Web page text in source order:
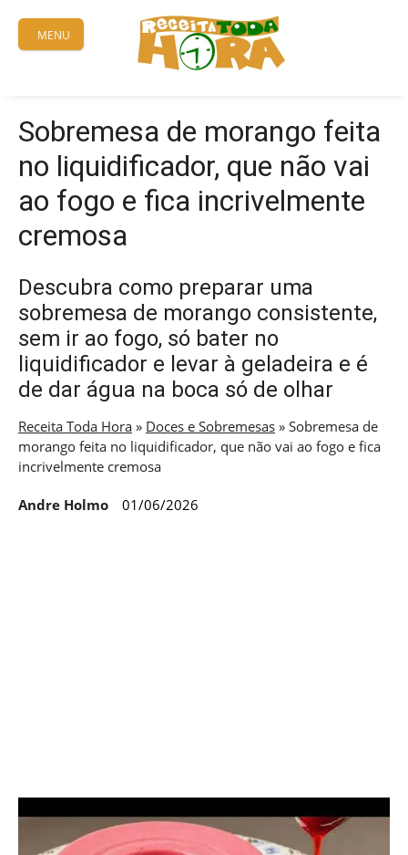
content
MENU
Sobremesa de morango feita
no liquidificador, que não vai
ao fogo e fica incrivelmente
cremosa
Descubra como preparar uma
sobremesa de morango consistente,
sem ir ao fogo, só bater no
liquidificador e levar à geladeira e é
de dar água na boca só de olhar
Receita Toda Hora » Doces e Sobremesas » Sobremesa de
morango feita no liquidificador, que não vai ao fogo e fica
incrivelmente cremosa
Andre Holmo 01/06/2026